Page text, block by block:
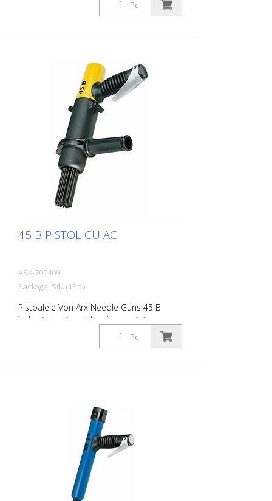
Pc.
45 B PISTOL CU AC
ARX-700409
Package: Stk. (1Pc.)
Pistoalele Von Arx Needle Guns 45 B
îndepărtează rapid rugina, curăță,
desprăfuiesc și degresează. În esență,
acestea netezesc suprafețele inegale.
ace de 2, 3 sau 4 mm, după cum doriți.
Greutate: 6,8 kg (10,6 lbs) Consumul de
aer: 158 L/min. (5,6 cfm) Ace ø 3 mm: 49
buc. Presiunea aerului: 100 psi (7 bar)
max. Conexiune: G 3/8 Nivelul de zgomot:
Pc.